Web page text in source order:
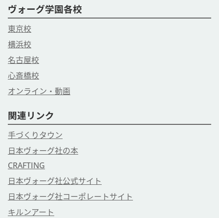
ヴォーグ学園各校
東京校
横浜校
名古屋校
心斎橋校
オンライン・動画
関連リンク
手づくりタウン
日本ヴォーグ社の本
CRAFTING
日本ヴォーグ社公式サイト
日本ヴォーグ社コーポレートサイト
キルンアート